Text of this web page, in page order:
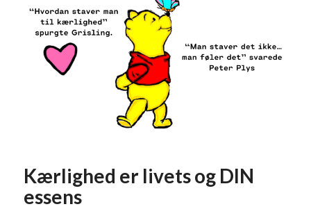
Kærlighed er livets og DIN
essens